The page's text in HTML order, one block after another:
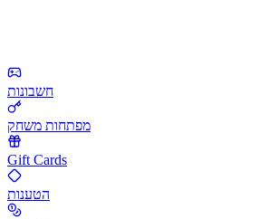
חשבונות
מפתחות משחק
Gift Cards
הטענות